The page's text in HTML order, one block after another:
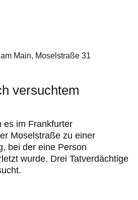
Main, Moselstraße 31
versuchtem
es im Frankfurter
Moselstraße zu einer
bei der eine Person
wurde. Drei Tatverdächtige